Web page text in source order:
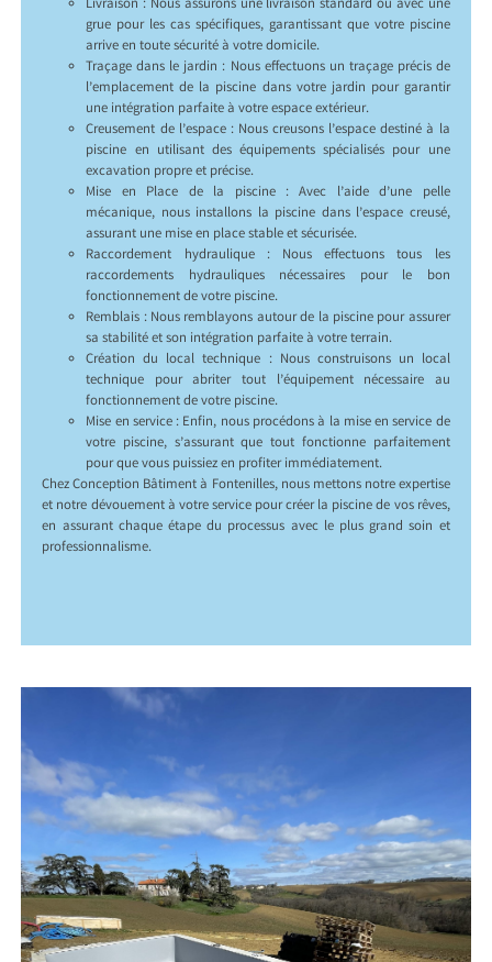
Livraison : Nous assurons une livraison standard ou avec une
grue pour les cas spécifiques, garantissant que votre piscine
arrive en toute sécurité à votre domicile.
Traçage dans le jardin : Nous effectuons un traçage précis de
l’emplacement de la piscine dans votre jardin pour garantir
une intégration parfaite à votre espace extérieur.
Creusement de l’espace : Nous creusons l’espace destiné à la
piscine en utilisant des équipements spécialisés pour une
excavation propre et précise.
Mise en Place de la piscine : Avec l’aide d’une pelle
mécanique, nous installons la piscine dans l’espace creusé,
assurant une mise en place stable et sécurisée.
Raccordement hydraulique : Nous effectuons tous les
raccordements hydrauliques nécessaires pour le bon
fonctionnement de votre piscine.
Remblais : Nous remblayons autour de la piscine pour assurer
sa stabilité et son intégration parfaite à votre terrain.
Création du local technique : Nous construisons un local
technique pour abriter tout l’équipement nécessaire au
fonctionnement de votre piscine.
Mise en service : Enfin, nous procédons à la mise en service de
votre piscine, s’assurant que tout fonctionne parfaitement
pour que vous puissiez en profiter immédiatement.
Chez Conception Bâtiment à Fontenilles, nous mettons notre expertise
et notre dévouement à votre service pour créer la piscine de vos rêves,
en assurant chaque étape du processus avec le plus grand soin et
professionnalisme.